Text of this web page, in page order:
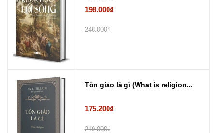
198.000₫
248.000₫
Tôn giáo là gì (What is religion...
175.200₫
219.000₫